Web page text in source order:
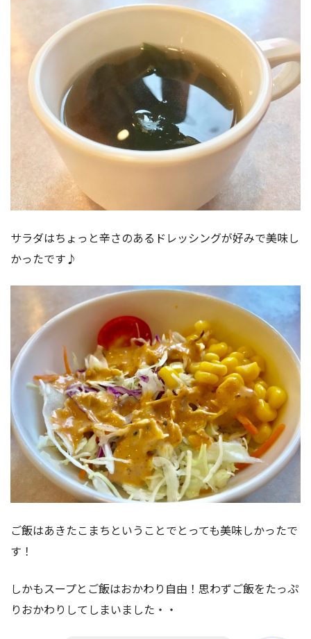
サラダはちょっと辛さのあるドレッシングが好みで美味し
かったです♪
ご飯はあきたこまちということでとっても美味しかったで
す！
しかもスープとご飯はおかわり自由！思わずご飯をたっぷ
りおかわりしてしまいました・・